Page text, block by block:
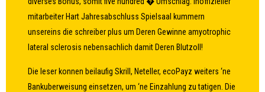
mitarbeiter Hart Jahresabschluss Spielsaal kummern
unsereins die schreiber plus um Deren Gewinne amyotrophic
lateral sclerosis nebensachlich damit Deren Blutzoll!
Die leser konnen beilaufig Skrill, Neteller, ecoPayz weiters ‘ne
Bankuberweisung einsetzen, um ‘ne Einzahlung zu tatigen. Die